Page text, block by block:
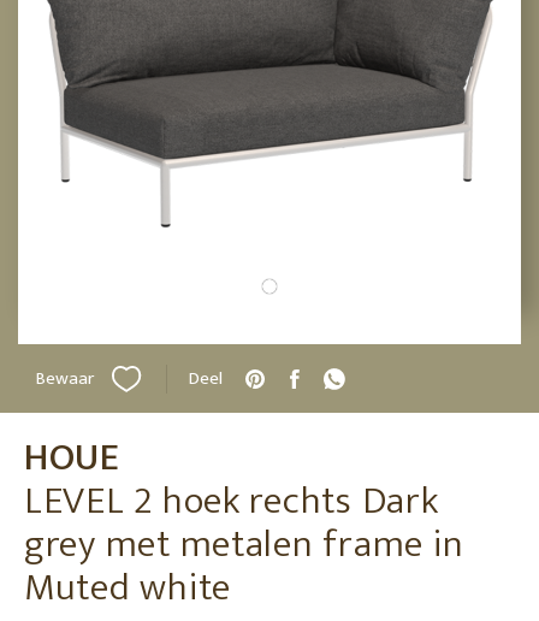
Bewaar Deel
HOUE
LEVEL 2 hoek rechts Dark
grey met metalen frame in
Muted white